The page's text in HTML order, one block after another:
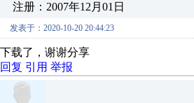
注册：2007年12月01日
发表于：2020-10-20 20:44:23
下载了，谢谢分享
回复 引用 举报